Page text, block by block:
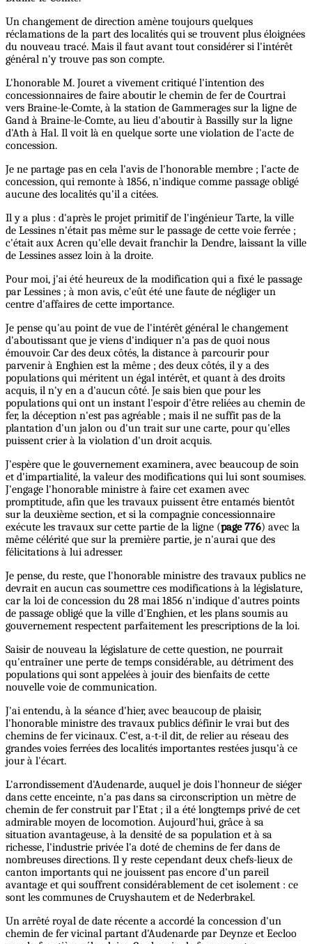
Un changement de direction amène toujours quelques
réclamations de la part des localités qui se trouvent plus éloignées
du nouveau tracé. Mais il faut avant tout considérer si l'intérêt
général n'y trouve pas son compte.
L'honorable M. Jouret a vivement critiqué l'intention des
concessionnaires de faire aboutir le chemin de fer de Courtrai
vers Braine-le-Comte, à la station de Gammerages sur la ligne de
Gand à Braine-le-Comte, au lieu d'aboutir à Bassilly sur la ligne
d'Ath à Hal. Il voit là en quelque sorte une violation de l'acte de
concession.
Je ne partage pas en cela l'avis de l'honorable membre ; l'acte de
concession, qui remonte à 1856, n'indique comme passage obligé
aucune des localités qu'il a citées.
Il y a plus : d'après le projet primitif de l'ingénieur Tarte, la ville
de Lessines n'était pas même sur le passage de cette voie ferrée ;
c'était aux Acren qu'elle devait franchir la Dendre, laissant la ville
de Lessines assez loin à la droite.
Pour moi, j'ai été heureux de la modification qui a fixé le passage
par Lessines ; à mon avis, c'eût été une faute de négliger un
centre d'affaires de cette importance.
Je pense qu'au point de vue de l'intérêt général le changement
d'aboutissant que je viens d'indiquer n'a pas de quoi nous
émouvoir. Car des deux côtés, la distance à parcourir pour
parvenir à Enghien est la même ; des deux côtés, il y a des
populations qui méritent un égal intérêt, et quant à des droits
acquis, il n'y en a d'aucun côté. Je sais bien que pour les
populations qui ont un instant l'espoir d'être reliées au chemin de
fer, la déception n'est pas agréable ; mais il ne suffit pas de la
plantation d'un jalon ou d'un trait sur une carte, pour qu'elles
puissent crier à la violation d'un droit acquis.
J'espère que le gouvernement examinera, avec beaucoup de soin
et d'impartialité, la valeur des modifications qui lui sont soumises.
J'engage l'honorable ministre à faire cet examen avec
promptitude, afin que les travaux puissent être entamés bientôt
sur la deuxième section, et si la compagnie concessionnaire
exécute les travaux sur cette partie de la ligne (page 776) avec la
même célérité que sur la première partie, je n'aurai que des
félicitations à lui adresser.
Je pense, du reste, que l'honorable ministre des travaux publics ne
devrait en aucun cas soumettre ces modifications à la législature,
car la loi de concession du 28 mai 1856 n'indique d'autres points
de passage obligé que la ville d'Enghien, et les plans soumis au
gouvernement respectent parfaitement les prescriptions de la loi.
Saisir de nouveau la législature de cette question, ne pourrait
qu'entraîner une perte de temps considérable, au détriment des
populations qui sont appelées à jouir des bienfaits de cette
nouvelle voie de communication.
J'ai entendu, à la séance d'hier, avec beaucoup de plaisir,
l'honorable ministre des travaux publics définir le vrai but des
chemins de fer vicinaux. C'est, a-t-il dit, de relier au réseau des
grandes voies ferrées des localités importantes restées jusqu'à ce
jour à l'écart.
L'arrondissement d'Audenarde, auquel je dois l'honneur de siéger
dans cette enceinte, n'a pas dans sa circonscription un mètre de
chemin de fer construit par l'Etat ; il a été longtemps privé de cet
admirable moyen de locomotion. Aujourd'hui, grâce à sa
situation avantageuse, à la densité de sa population et à sa
richesse, l'industrie privée l'a doté de chemins de fer dans de
nombreuses directions. Il y reste cependant deux chefs-lieux de
canton importants qui ne jouissent pas encore d'un pareil
avantage et qui souffrent considérablement de cet isolement : ce
sont les communes de Cruyshautem et de Nederbrakel.
Un arrêté royal de date récente a accordé la concession d'un
chemin de fer vicinal partant d'Audenarde par Deynze et Eecloo